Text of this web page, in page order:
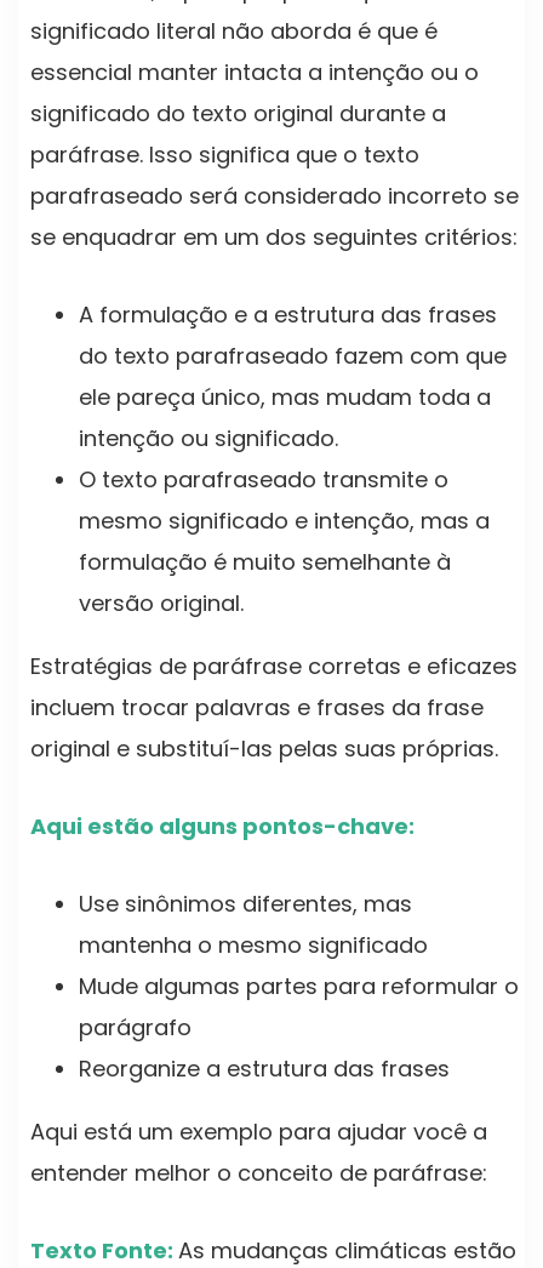
significado literal não aborda é que é
essencial manter intacta a intenção ou o
significado do texto original durante a
paráfrase. Isso significa que o texto
parafraseado será considerado incorreto se
se enquadrar em um dos seguintes critérios:
A formulação e a estrutura das frases
do texto parafraseado fazem com que
ele pareça único, mas mudam toda a
intenção ou significado.
O texto parafraseado transmite o
mesmo significado e intenção, mas a
formulação é muito semelhante à
versão original.
Estratégias de paráfrase corretas e eficazes
incluem trocar palavras e frases da frase
original e substituí-las pelas suas próprias.
Aqui estão alguns pontos-chave:
Use sinônimos diferentes, mas
mantenha o mesmo significado
Mude algumas partes para reformular o
parágrafo
Reorganize a estrutura das frases
Aqui está um exemplo para ajudar você a
entender melhor o conceito de paráfrase:
Texto Fonte: As mudanças climáticas estão